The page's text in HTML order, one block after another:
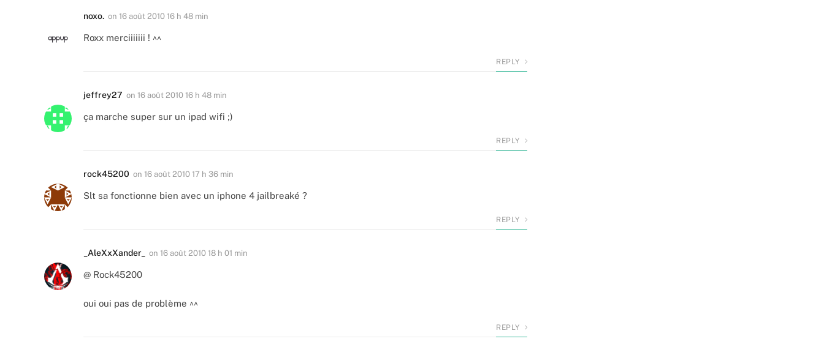
noxo. on 16 août 2010 16 h 48 min
Roxx merciiiiiii ! ^^
REPLY
jeffrey27 on 16 août 2010 16 h 48 min
ça marche super sur un ipad wifi ;)
REPLY
rock45200 on 16 août 2010 17 h 36 min
Slt sa fonctionne bien avec un iphone 4 jailbreaké ?
REPLY
_AleXxXander_ on 16 août 2010 18 h 01 min
@ Rock45200
oui oui pas de problème ^^
REPLY